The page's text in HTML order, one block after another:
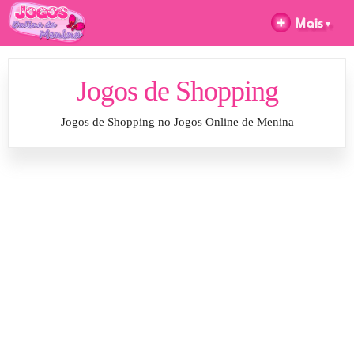
Jogos de Shopping
Jogos de Shopping no Jogos Online de Menina